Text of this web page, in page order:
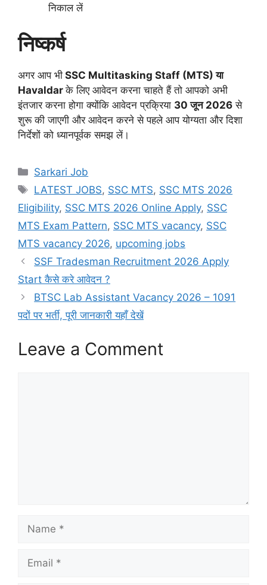
निकाल लें
निष्कर्ष
अगर आप भी SSC Multitasking Staff (MTS) या
Havaldarके लिए आवेदन करना चाहते हैं तो आपको अभी
इंतजार करना होगा क्योंकि आवेदन प्रक्रिया 30 जून 2026 से
शुरू की जाएगी और आवेदन करने से पहले आप योग्यता और दिशा
निर्देशों को ध्यानपूर्वक समझ लें।
Sarkari Job
LATEST JOBS, SSC MTS, SSC MTS 2026
Eligibility, SSC MTS 2026 Online Apply, SSC
MTS Exam Pattern, SSC MTS vacancy, SSC
MTS vacancy 2026, upcoming jobs
SSF Tradesman Recruitment 2026 Apply
Start कैसे करे आवेदन ?
BTSC Lab Assistant Vacancy 2026 – 1091
पदों पर भर्ती, पूरी जानकारी यहाँ देखें
Leave a Comment